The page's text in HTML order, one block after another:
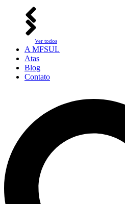
Ver todos
A MFSUL
Atas
Blog
Contato